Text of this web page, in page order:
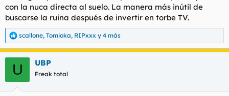
con la nuca directa al suelo. La manera más inútil de
buscarse la ruina después de invertir en torbe TV.
R
e
a
scallone, Tomioka, RIPxxx y 4 más
U UBP
Freak total